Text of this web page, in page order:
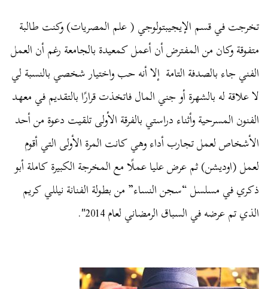
تخرجت في قسم الإيجيبتولوجي ( علم المصريات) وكنت طالبة
متفوقة وكان من المفترض أن أعمل كمعيدة بالجامعة رغم أن العمل
الفني جاء بالصدفة التامة إلا أنه حب واختيار شخصي بالنسبة لي
لا علاقة له بالشهرة أو جني المال فاتخذت قرارًا بالتقديم في معهد
الفنون المسرحية وأثناء دراستي بالفرقة الأولى تلقيت دعوة من أحد
الأشخاص لعمل تجارب أداء وهي كانت المرة الأولى التي أقوم
لعمل (اوديشن) ثم عرض عليا عملًا مع المخرجة الكبيرة كاملة أبو
ذكري في مسلسل “سجن النساء” من بطولة الفنانة نيللي كريم
الذي تم عرضه في السباق الرمضاني لعام 2014″.